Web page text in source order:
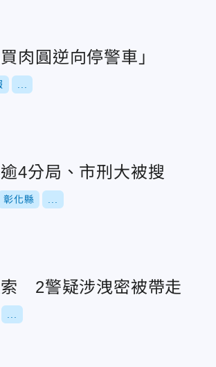
肉圓逆向停警車」
4分局、市刑大被搜
彰化縣
索 2警疑涉洩密被帶走